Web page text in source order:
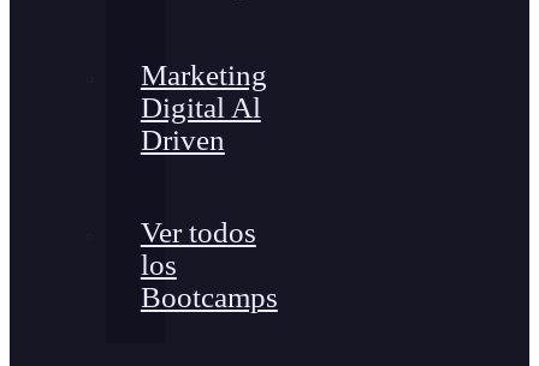
Marketing
Digital Al
Driven
Ver todos
los
Bootcamps